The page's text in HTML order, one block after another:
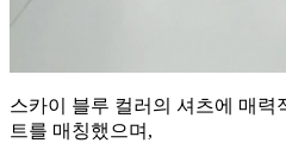
스카이 블루 컬러의 셔츠에 매력
트를 매칭했으며,